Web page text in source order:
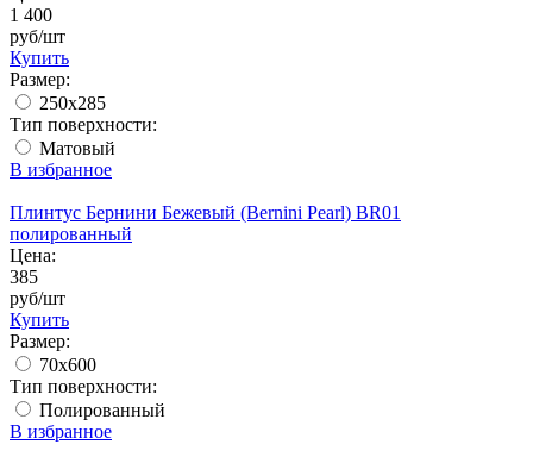
1 400
руб/шт
Купить
Размер:
250x285
Тип поверхности:
Матовый
В избранное
Плинтус Бернини Бежевый (Bernini Pearl) BR01
полированный
Цена:
385
руб/шт
Купить
Размер:
70x600
Тип поверхности:
Полированный
В избранное